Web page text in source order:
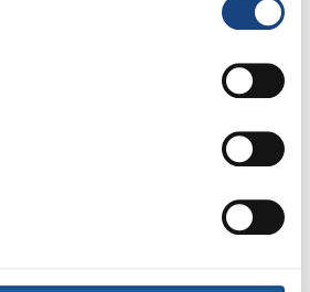
Swedish A-Judo/VI
17.5.2026,